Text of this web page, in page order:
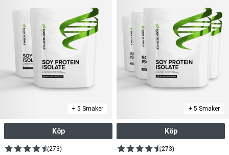
+ 5 Smaker
Köp
(273)
+ 5 Smaker
Köp
(273)